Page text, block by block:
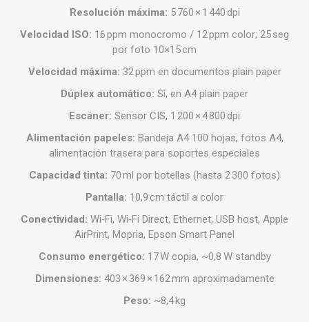
Resolución máxima: 5 760 × 1 440 dpi
Velocidad ISO: 16 ppm monocromo / 12 ppm color; 25 seg
por foto 10×15 cm
Velocidad máxima: 32 ppm en documentos plain paper
Dúplex automático: Sí, en A4 plain paper
Escáner: Sensor CIS, 1 200 × 4 800 dpi
Alimentación papeles: Bandeja A4 100 hojas, fotos A4,
alimentación trasera para soportes especiales
Capacidad tinta: 70 ml por botellas (hasta 2 300 fotos)
Pantalla: 10,9 cm táctil a color
Conectividad: Wi‑Fi, Wi‑Fi Direct, Ethernet, USB host, Apple
AirPrint, Mopria, Epson Smart Panel
Consumo energético: 17 W copia, ~0,8 W standby
Dimensiones: 403 × 369 × 162 mm aproximadamente
Peso: ~8,4 kg